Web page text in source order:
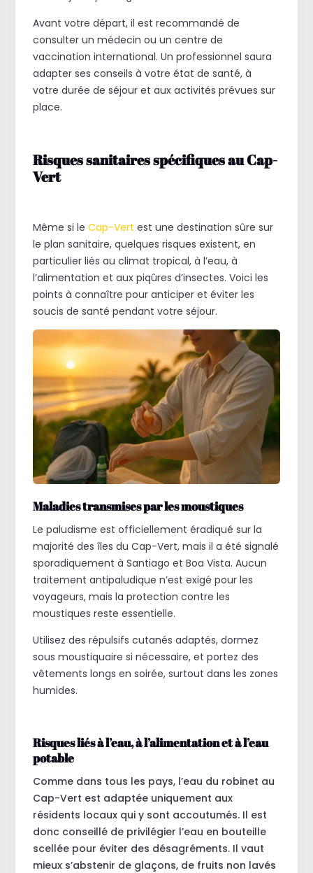
Avant votre départ, il est recommandé de
consulter un médecin ou un centre de
vaccination international. Un professionnel saura
adapter ses conseils à votre état de santé, à
votre durée de séjour et aux activités prévues sur
place.
Risques sanitaires spécifiques au Cap-
Vert
Même si leCap-Vert est une destination sûre sur
le plan sanitaire, quelques risques existent, en
particulier liés au climat tropical, à l’eau, à
l’alimentation et aux piqûres d’insectes. Voici les
points à connaître pour anticiper et éviter les
soucis de santé pendant votre séjour.
Maladies transmises par les moustiques
Le paludisme est officiellement éradiqué sur la
majorité des îles du Cap-Vert, mais il a été signalé
sporadiquement à Santiago et Boa Vista. Aucun
traitement antipaludique n’est exigé pour les
voyageurs, mais la protection contre les
moustiques reste essentielle.
Utilisez des répulsifs cutanés adaptés, dormez
sous moustiquaire si nécessaire, et portez des
vêtements longs en soirée, surtout dans les zones
humides.
Risques liés à l’eau, à l’alimentation et à l’eau
potable
Comme dans tous les pays, l’eau du robinet au
Cap-Vert est adaptée uniquement aux
résidents locaux qui y sont accoutumés. Il est
donc conseillé de privilégier l’eau en bouteille
scellée pour éviter des désagréments. Il vaut
mieux s’abstenir de glaçons, de fruits non lavés